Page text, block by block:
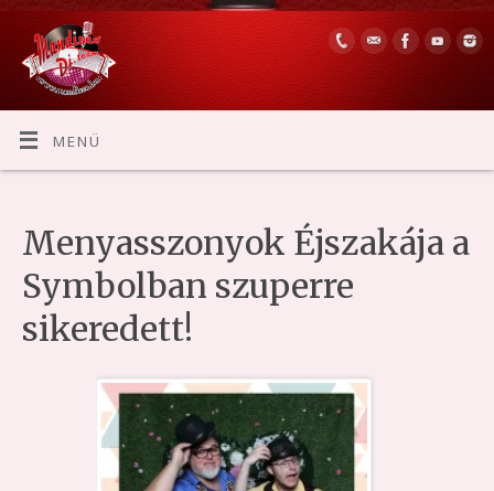
MENÜ
Menyasszonyok Éjszakája a
Symbolban szuperre
sikeredett!